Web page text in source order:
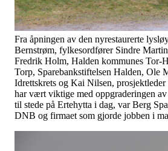
Fra åpningen av den nyrestaurerte
Bernstrøm, fylkesordfører Sindre
Fredrik Holm, Halden kommunes Tor-
Torp, Sparebankstiftelsen Halden, Ole
Idrettskrets og Kai Nilsen,
har vært viktige med oppgraderingen
til stede på Ertehytta i dag, var Berg
DNB og firmaet som gjorde jobben i